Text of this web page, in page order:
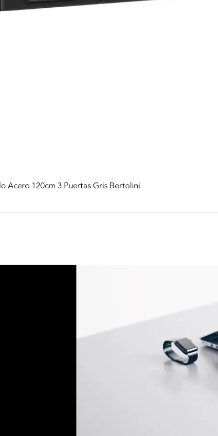
Acero 120cm 3 Puertas Gris Bertolini